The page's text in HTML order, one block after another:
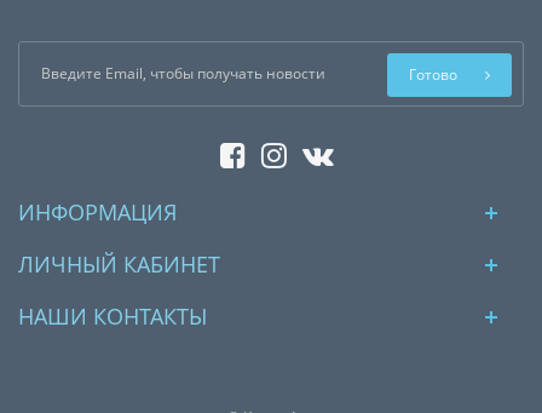
Готово
ИНФОРМАЦИЯ
ЛИЧНЫЙ КАБИНЕТ
НАШИ КОНТАКТЫ